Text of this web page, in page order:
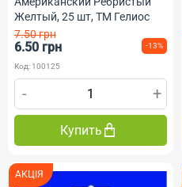
Желтый, 25 шт, ТМ Гелиос
7.50 грн
6.50 грн -13%
Код: 100125
- +
Купить
АКЦІЯ